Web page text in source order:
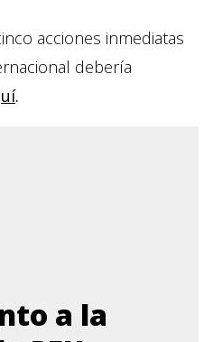
acciones inmediatas
debería
.
a la